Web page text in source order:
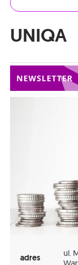
UNIQA
adres
ul.